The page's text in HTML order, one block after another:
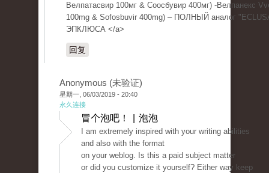
Велпатасвир 100мг & Соосбувир 400мг) -Велпанекс
100mg & Sofosbuvir 400mg) – ПОЛНЫЙ аналог
ЭПКЛЮСА </a>
回复
Anonymous (未验证)
星期一, 06/03/2019 - 20:40
永久连接
冒个泡吧！ | 泡泡
I am extremely inspired with your writing abilities
and also with the format
on your weblog. Is this a paid subject matter
or did you customize it yourself? Either way keep